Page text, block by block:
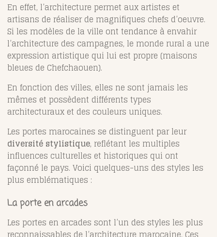
En effet, l’architecture permet aux artistes et
artisans de réaliser de magnifiques chefs d’oeuvre.
Si les modèles de la ville ont tendance à envahir
l’architecture des campagnes, le monde rural a une
expression artistique qui lui est propre (maisons
bleues de Chefchaouen).
En fonction des villes, elles ne sont jamais les
mêmes et possèdent différents types
architecturaux et des couleurs uniques.
Les portes marocaines se distinguent par leur
diversité stylistique, reflétant les multiples
influences culturelles et historiques qui ont
façonné le pays. Voici quelques-uns des styles les
plus emblématiques :
La porte en arcades
Les portes en arcades sont l’un des styles les plus